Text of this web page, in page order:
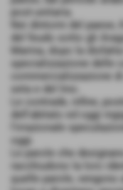
post-unitaria.
Nei dintorni del
del feudo sotto gli
Marina, dopo la
specializzazione delle
commercializzazione
seta e del lino.
Le contrade, infine,
dell'abitato ed oggi
l'irrazionale
oggi.
Le parole che
racchiudono la loro
quelle parole, vengono